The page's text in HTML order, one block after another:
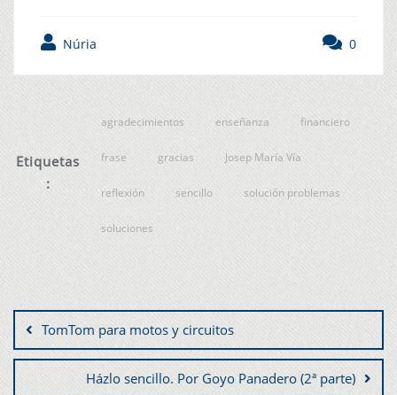
Núria 0
Etiquetas
:
agradecimientos enseñanza financiero
frase gracias Josep María Vía
reflexión sencillo solución problemas
soluciones
TomTom para motos y circuitos
Házlo sencillo. Por Goyo Panadero (2ª parte)